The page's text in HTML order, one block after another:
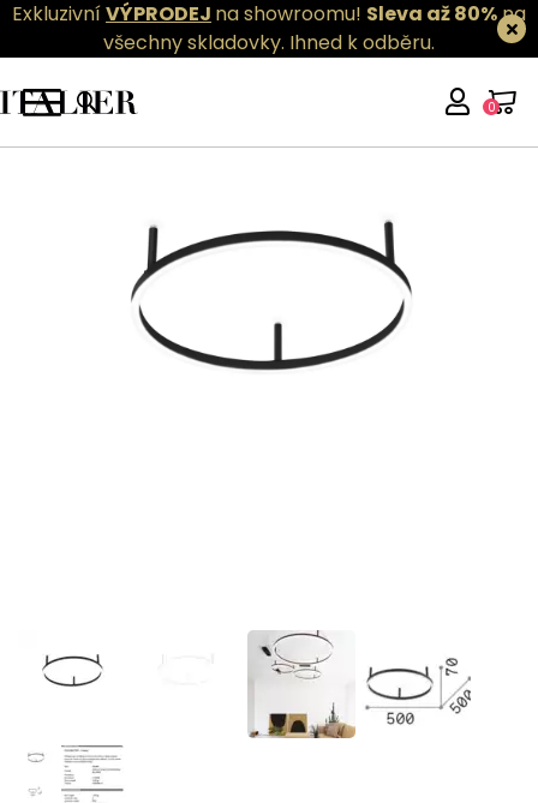
ExkluzivníVÝPRODEJ na showroomu! Sleva až 80%na
všechny skladovky. Ihned k odběru.
0